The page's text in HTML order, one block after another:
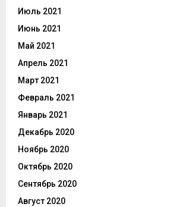
Июль 2021
Июнь 2021
Май 2021
Апрель 2021
Март 2021
Февраль 2021
Январь 2021
Декабрь 2020
Ноябрь 2020
Октябрь 2020
Сентябрь 2020
Август 2020